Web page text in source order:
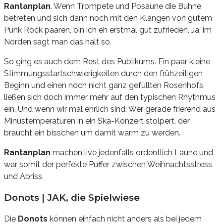
Rantanplan. Wenn Trompete und Posaune die Bühne
betreten und sich dann noch mit den Klängen von gutem
Punk Rock paaren, bin ich eh erstmal gut zufrieden. Ja, im
Norden sagt man das halt so.
So ging es auch dem Rest des Publikums. Ein paar kleine
Stimmungsstartschwierigkeiten durch den frühzeitigen
Beginn und einen noch nicht ganz gefüllten Rosenhofs,
ließen sich doch immer mehr auf den typischen Rhythmus
ein. Und wenn wir mal ehrlich sind: Wer gerade frierend aus
Minustemperaturen in ein Ska-Konzert stolpert, der
braucht ein bisschen um damit warm zu werden.
Rantanplan machen live jedenfalls ordentlich Laune und
war somit der perfekte Puffer zwischen Weihnachtsstress
und Abriss.
Donots | JAK, die Spielwiese
Die Donots können einfach nicht anders als bei jedem